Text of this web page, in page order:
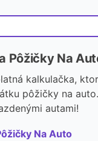
Pôžičky Na
kalkulačka,
pôžičky na
autami!
Na Auto